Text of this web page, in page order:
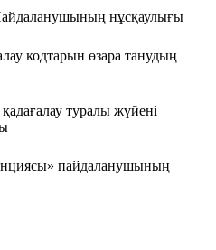
нұсқаулығы
кодтарын өзара танудың
туралы жүйені
пайдаланушының